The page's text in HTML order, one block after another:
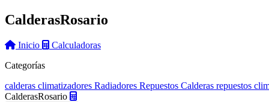
CalderasRosario
Inicio
Calculadoras
Categorías
calderas climatizadores Radiadores Repuestos Calderas repuestos
CalderasRosario